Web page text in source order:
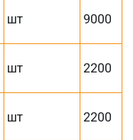
шт 9000
шт 2200
шт 2200